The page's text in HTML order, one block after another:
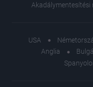
Akadálymentesítési
USA
Anglia